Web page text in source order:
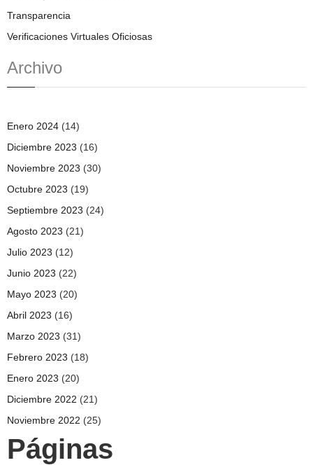
Transparencia
Verificaciones Virtuales Oficiosas
Archivo
Enero 2024 (14)
Diciembre 2023 (16)
Noviembre 2023 (30)
Octubre 2023 (19)
Septiembre 2023 (24)
Agosto 2023 (21)
Julio 2023 (12)
Junio 2023 (22)
Mayo 2023 (20)
Abril 2023 (16)
Marzo 2023 (31)
Febrero 2023 (18)
Enero 2023 (20)
Diciembre 2022 (21)
Noviembre 2022 (25)
Páginas